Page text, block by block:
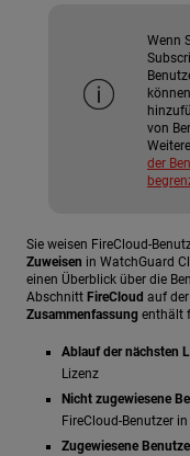
Wenn
von
der
Sie weisen FireCloud-
Zuweisen in WatchGuard
einen Überblick über die
Abschnitt FireCloud auf
Zusammenfassung enthält
Ablauf der nächsten
Lizenz
Nicht zugewiesene
FireCloud-Benutzer
Zugewiesene